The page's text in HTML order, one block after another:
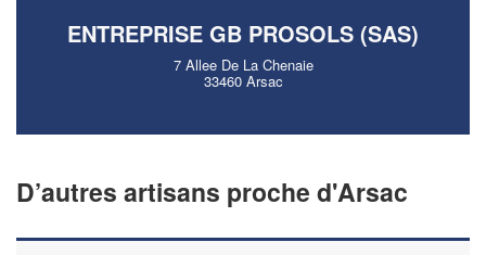
ENTREPRISE GB PROSOLS (SAS)
7 Allee De La Chenaie
33460 Arsac
D’autres artisans proche d'Arsac